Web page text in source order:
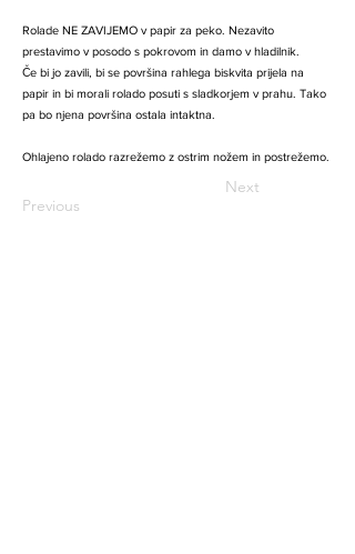
Rolade NE ZAVIJEMO v papir za peko. Nezavito
prestavimo v posodo s pokrovom in damo v hladilnik.
Če bi jo zavili, bi se površina rahlega biskvita prijela na
papir in bi morali rolado posuti s sladkorjem v prahu. Tako
pa bo njena površina ostala intaktna.
Ohlajeno rolado razrežemo z ostrim nožem in postrežemo.
Previous
Next